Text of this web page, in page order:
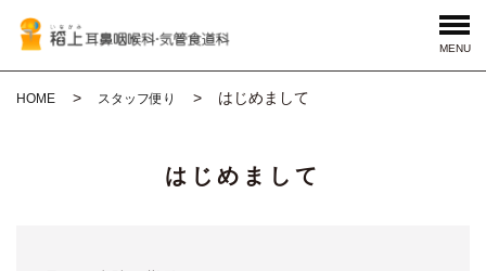
MENU
HOME スタッフ便り はじめまして
はじめまして